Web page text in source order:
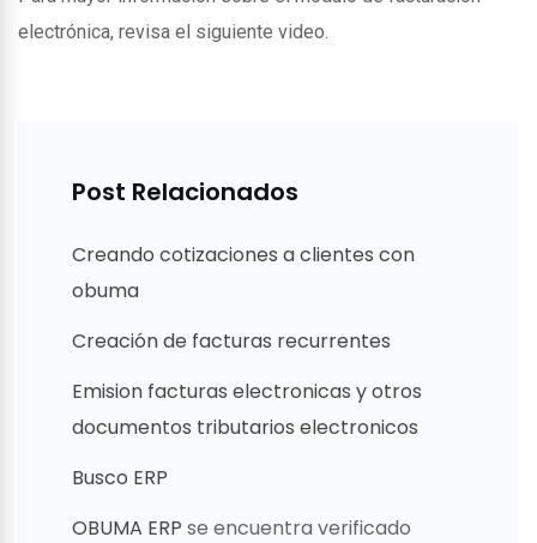
electrónica, revisa el siguiente video.
Post Relacionados
Creando cotizaciones a clientes con
obuma
Creación de facturas recurrentes
Emision facturas electronicas y otros
documentos tributarios electronicos
Busco ERP
OBUMA ERP se encuentra verificado